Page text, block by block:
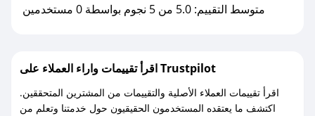
كوبونات خصم حصرية من النقشة الأنيقة!
متوسط التقييم: 5.0 من 5 نجوم بواسطة 0 مستخدمين
اقرأ تقييمات واراء العملاء على Trustpilot
اقرأ تقييمات العملاء الأصلية والتقييمات من المشترين المتحققين.
اكتشف ما يعتقده المستخدمون الحقيقيون حول خدمتنا وتعلم من